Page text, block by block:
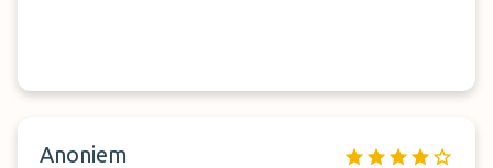
Anoniem